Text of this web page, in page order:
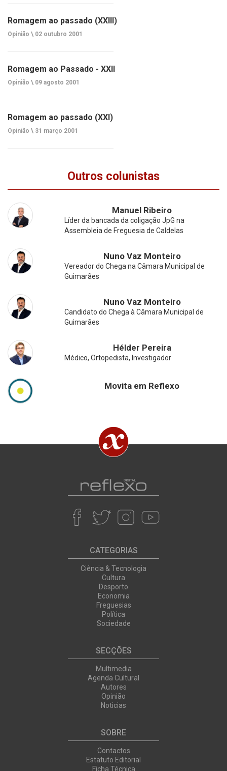
Romagem ao passado (XXIII)
Opinião \ 02 outubro 2001
Romagem ao Passado - XXII
Opinião \ 09 agosto 2001
Romagem ao passado (XXI)
Opinião \ 31 março 2001
Outros colunistas
Manuel Ribeiro
Líder da bancada da coligação JpG na
Assembleia de Freguesia de Caldelas
Nuno Vaz Monteiro
Vereador do Chega na Câmara Municipal de
Guimarães
Nuno Vaz Monteiro
Candidato do Chega à Câmara Municipal de
Guimarães
Hélder Pereira
Médico, Ortopedista, Investigador
Movita em Reflexo
CATEGORIAS
Ciência & Tecnologia
Cultura
Desporto
Economia
Freguesias
Política
Sociedade
SECÇÕES
Multimedia
Agenda Cultural
Autores
Opinião
Noticias
SOBRE
Contactos
Estatuto Editorial
Ficha Técnica